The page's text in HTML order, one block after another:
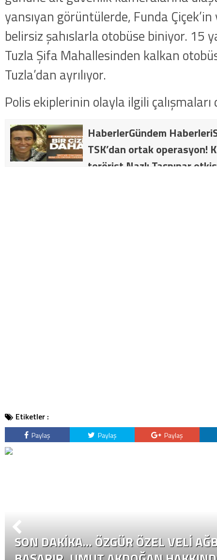
yansıyan görüntülerde, Funda
belirsiz şahıslarla otobüse biniyor. 15
Tuzla Şifa Mahallesinden kalkan
Tuzla’dan ayrılıyor.
Polis ekiplerinin olayla ilgili
HaberlerGündem
TSK’dan ortak operasyon!
terörist Nazlı Taşpınar
Etiketler :
Paylaş Paylaş Paylaş
SON DAKİKA… ÖZGÜR ÖZEL VELI